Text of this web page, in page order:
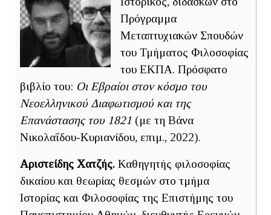
Πρόγραμμα
Μεταπτυχιακών Σπουδών
του Τμήματος Φιλοσοφίας
του ΕΚΠΑ. Πρόσφατο
βιβλίο του: Οι Εβραίοι στον κόσμο του
Νεοελληνικού Διαφωτισμού και της
Επανάστασης του 1821 (με τη Βάνα
Νικολαΐδου-Κυριανίδου, επιμ., 2022).
Αριστείδης Χατζής. Καθηγητής φιλοσοφίας
δικαίου και θεωρίας θεσμών στο τμήμα
Ιστορίας και Φιλοσοφίας της Επιστήμης του